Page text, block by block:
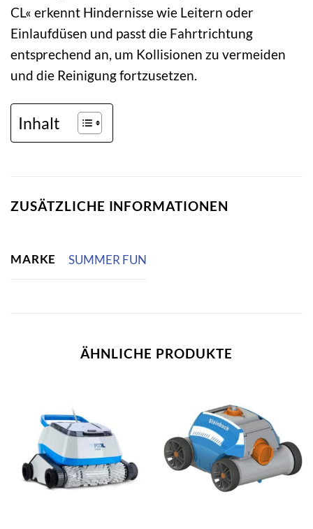
CL« erkennt Hindernisse wie Leitern oder
Einlaufdüsen und passt die Fahrtrichtung
entsprechend an, um Kollisionen zu vermeiden
und die Reinigung fortzusetzen.
Inhalt
ZUSÄTZLICHE INFORMATIONEN
MARKE SUMMER FUN
ÄHNLICHE PRODUKTE